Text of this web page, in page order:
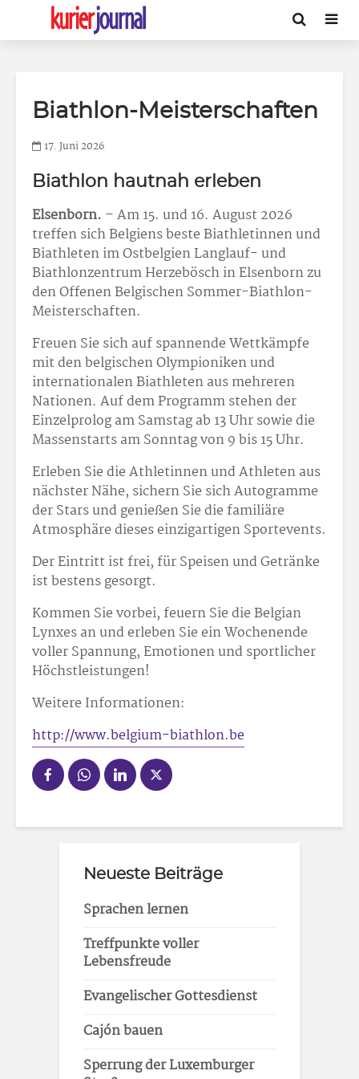
Biathlon-Meisterschaften
17. Juni 2026
Biathlon hautnah erleben
Elsenborn. – Am 15. und 16. August 2026
treffen sich Belgiens beste Biathletinnen und
Biathleten im Ostbelgien Langlauf- und
Biathlonzentrum Herzebösch in Elsenborn zu
den Offenen Belgischen Sommer-Biathlon-
Meisterschaften.
Freuen Sie sich auf spannende Wettkämpfe
mit den belgischen Olympioniken und
internationalen Biathleten aus mehreren
Nationen. Auf dem Programm stehen der
Einzelprolog am Samstag ab 13 Uhr sowie die
Massenstarts am Sonntag von 9 bis 15 Uhr.
Erleben Sie die Athletinnen und Athleten aus
nächster Nähe, sichern Sie sich Autogramme
der Stars und genießen Sie die familiäre
Atmosphäre dieses einzigartigen Sportevents.
Der Eintritt ist frei, für Speisen und Getränke
ist bestens gesorgt.
Kommen Sie vorbei, feuern Sie die Belgian
Lynxes an und erleben Sie ein Wochenende
voller Spannung, Emotionen und sportlicher
Höchstleistungen!
Weitere Informationen:
http://www.belgium-biathlon.be
Neueste Beiträge
Sprachen lernen
Treffpunkte voller
Lebensfreude
Evangelischer Gottesdienst
Cajón bauen
Sperrung der Luxemburger